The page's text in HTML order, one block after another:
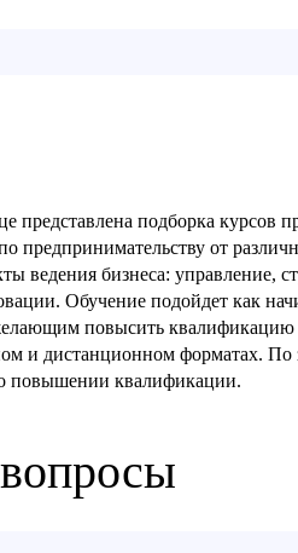
представлена подборка курсов
предпринимательству от
ведения бизнеса: управление,
Обучение подойдет как
повысить
и дистанционном форматах. По
повышении квалификации.